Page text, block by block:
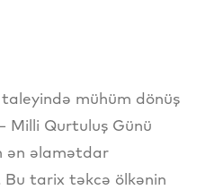
taleyində mühüm dönüş
Milli Qurtuluş Günü
ən əlamətdar
tarix təkcə ölkənin